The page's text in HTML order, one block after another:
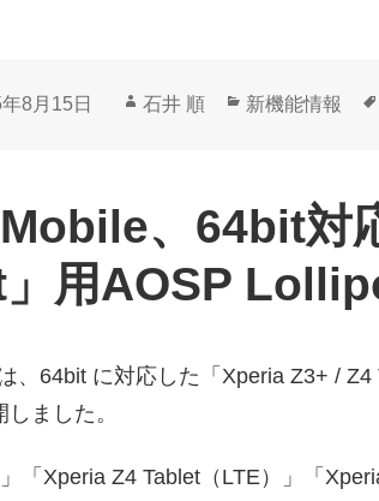
8月15日
作
石井 順
カ
リ
ー
新機能情報
、64bit対
用AOSP
、64bit に対応した「Xperia Z3+ /
ました。
」「Xperia Z4 Tablet（LTE）」「